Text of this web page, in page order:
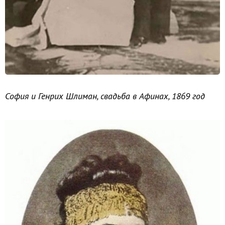
София и Генрих Шлиман, свадьба в Афинах, 1869 год